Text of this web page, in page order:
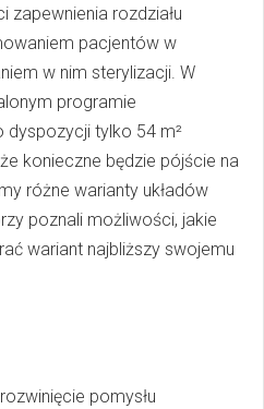
zapewnienia rozdziału
pacjentów w
w nim sterylizacji. W
programie
dyspozycji tylko 54 m²
konieczne będzie pójście na
różne warianty układów
poznali możliwości, jakie
wariant najbliższy swojemu
pomysłu